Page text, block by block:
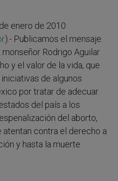
enero de 2010
).- Publicamos el mensaje
Rodrigo Aguilar
y el valor de la vida, que
de algunos
por tratar de adecuar
del país a los
del aborto,
contra el derecho a
y hasta la muerte